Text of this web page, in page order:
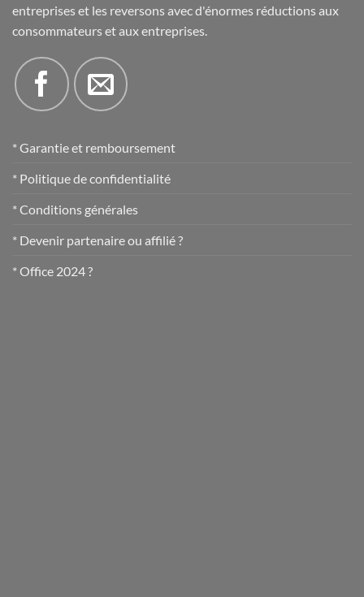
entreprises et les reversons avec d'énormes réductions aux
consommateurs et aux entreprises.
* Garantie et remboursement
* Politique de confidentialité
* Conditions générales
* Devenir partenaire ou affilié ?
* Office 2024 ?